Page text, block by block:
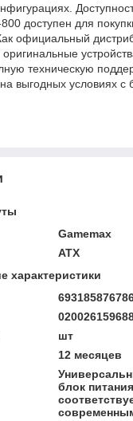
доступен для
официальный
техническую
выгодных условиях с
Gamemax
ATX
характеристики
шт
12 месяцев
блок